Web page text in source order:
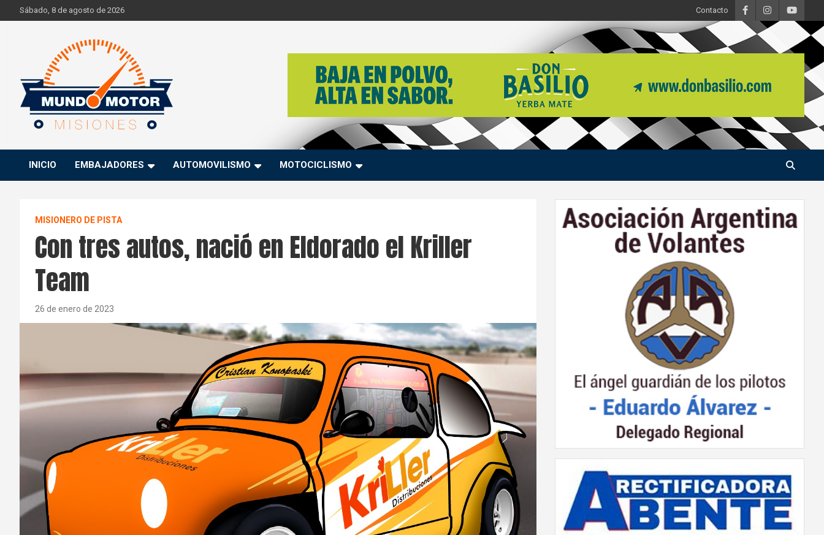
to
Sábado, 8 de agosto de 2026 Contacto
Mundo Motor Misiones
INICIO EMBAJADORES AUTOMOVILISMO MOTOCICLISMO
MISIONERO DE PISTA
Con tres autos, nació en Eldorado el Kriller
Team
26 de enero de 2023